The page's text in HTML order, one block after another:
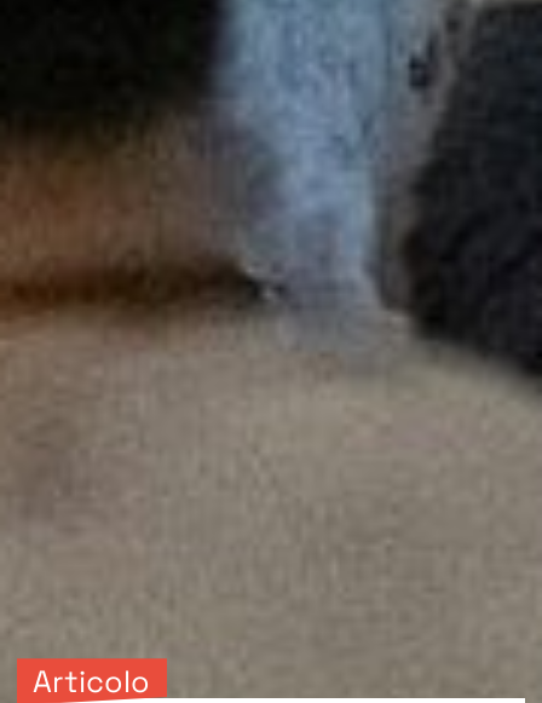
Articolo